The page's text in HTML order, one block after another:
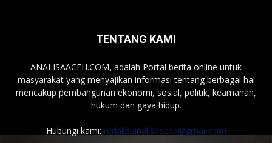
TENTANG KAMI
ANALISAACEH.COM, adalah Portal berita online untuk
masyarakat yang menyajikan informasi tentang berbagai hal
mencakup pembangunan ekonomi, sosial, politik, keamanan,
hukum dan gaya hidup.
Hubungi kami: redaksianalisaaceh@gmail.com